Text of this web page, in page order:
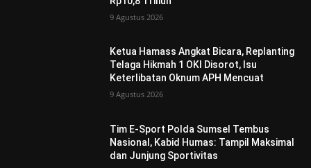
9 Agustus 2026
Ketua Hamass Angkat Bicara, Replanting
Telaga Hikmah 1 OKI Disorot, Isu
Keterlibatan Oknum APH Mencuat
9 Agustus 2026
Tim E-Sport Polda Sumsel Tembus
Nasional, Kabid Humas: Tampil Maksimal
dan Junjung Sportivitas